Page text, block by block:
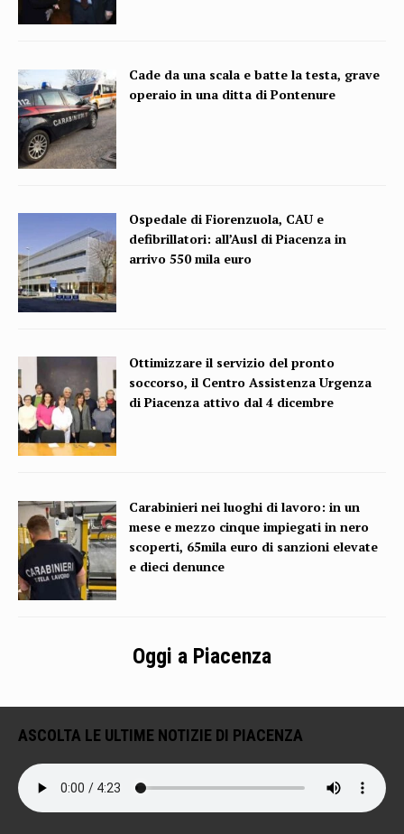
Cade da una scala e batte la testa, grave
operaio in una ditta di Pontenure
Ospedale di Fiorenzuola, CAU e
defibrillatori: all’Ausl di Piacenza in
arrivo 550 mila euro
Ottimizzare il servizio del pronto
soccorso, il Centro Assistenza Urgenza
di Piacenza attivo dal 4 dicembre
Carabinieri nei luoghi di lavoro: in un
mese e mezzo cinque impiegati in nero
scoperti, 65mila euro di sanzioni elevate
e dieci denunce
Oggi a Piacenza
ASCOLTA LE ULTIME NOTIZIE DI PIACENZA